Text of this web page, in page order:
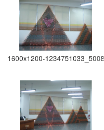
1600x1200-1234751033_5008